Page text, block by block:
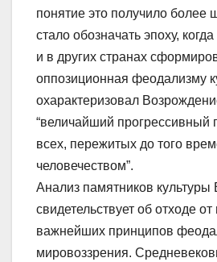
понятие это получило более
стало обозначать эпоху,
и в других странах
оппозиционная феодализму
охарактеризовал
“величайший прогрессивный
всех, пережитых до того
человечеством”.
Анализ памятников культуры
свидетельствует об отходе от
важнейших принципов
мировоззрения.